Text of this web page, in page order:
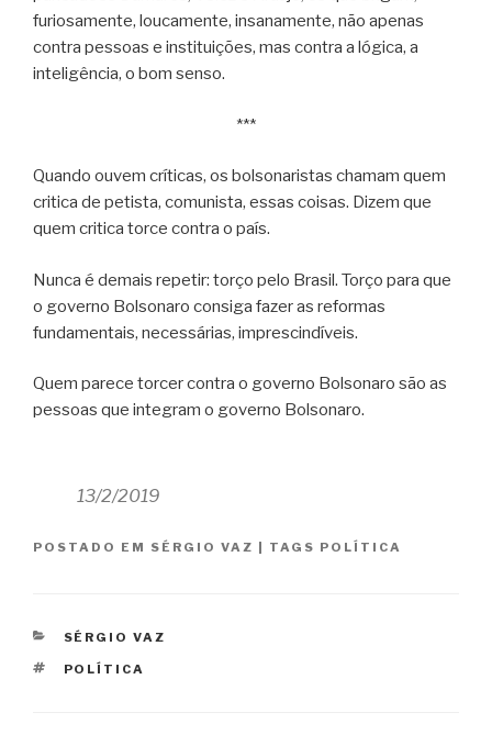
furiosamente, loucamente, insanamente, não apenas
contra pessoas e instituições, mas contra a lógica, a
inteligência, o bom senso.
***
Quando ouvem críticas, os bolsonaristas chamam quem
critica de petista, comunista, essas coisas. Dizem que
quem critica torce contra o país.
Nunca é demais repetir: torço pelo Brasil. Torço para que
o governo Bolsonaro consiga fazer as reformas
fundamentais, necessárias, imprescindíveis.
Quem parece torcer contra o governo Bolsonaro são as
pessoas que integram o governo Bolsonaro.
13/2/2019
POSTADO EM SÉRGIO VAZ | TAGS POLÍTICA
CATEGORIAS
SÉRGIO VAZ
TAGS
POLÍTICA